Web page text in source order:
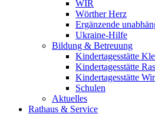
WIR
Wörther Herz
Ergänzende
Ukraine-Hilfe
Bildung & Betreuung
Kindertagesstätte
Kindertagesstätte
Kindertagesstätte
Schulen
Aktuelles
Rathaus & Service